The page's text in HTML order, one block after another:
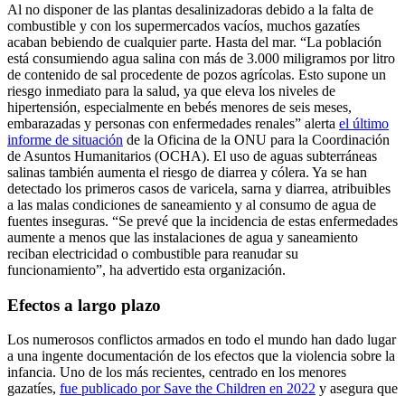
Al no disponer de las plantas desalinizadoras debido a la falta de
combustible y con los supermercados vacíos, muchos gazatíes
acaban bebiendo de cualquier parte. Hasta del mar. “La población
está consumiendo agua salina con más de 3.000 miligramos por litro
de contenido de sal procedente de pozos agrícolas. Esto supone un
riesgo inmediato para la salud, ya que eleva los niveles de
hipertensión, especialmente en bebés menores de seis meses,
embarazadas y personas con enfermedades renales” alerta el último
informe de situación de la Oficina de la ONU para la Coordinación
de Asuntos Humanitarios (OCHA). El uso de aguas subterráneas
salinas también aumenta el riesgo de diarrea y cólera. Ya se han
detectado los primeros casos de varicela, sarna y diarrea, atribuibles
a las malas condiciones de saneamiento y al consumo de agua de
fuentes inseguras. “Se prevé que la incidencia de estas enfermedades
aumente a menos que las instalaciones de agua y saneamiento
reciban electricidad o combustible para reanudar su
funcionamiento”, ha advertido esta organización.
Efectos a largo plazo
Los numerosos conflictos armados en todo el mundo han dado lugar
a una ingente documentación de los efectos que la violencia sobre la
infancia. Uno de los más recientes, centrado en los menores
gazatíes, fue publicado por Save the Children en 2022 y asegura que